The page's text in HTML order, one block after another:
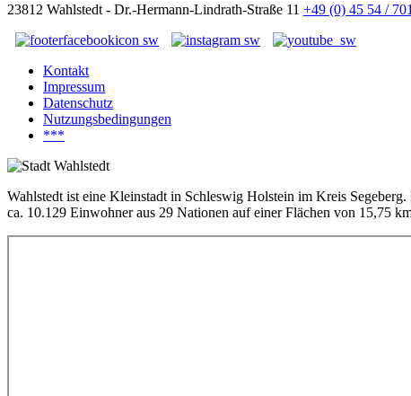
23812 Wahlstedt - Dr.-Hermann-Lindrath-Straße 11 +49 (0) 45 54 /
Kontakt
Impressum
Datenschutz
Nutzungsbedingungen
***
Wahlstedt ist eine Kleinstadt in Schleswig Holstein im Kreis
ca. 10.129 Einwohner aus 29 Nationen auf einer Flächen von 15,75